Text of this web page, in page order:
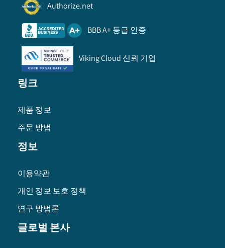
Authorize.net
BBB A+ 등급 인증
Viking Cloud 신뢰 기업
링크
제품 정보
주문 방법
정보
이용약관
개인 정보 보호 정책
연구 방법론
글로벌 본사